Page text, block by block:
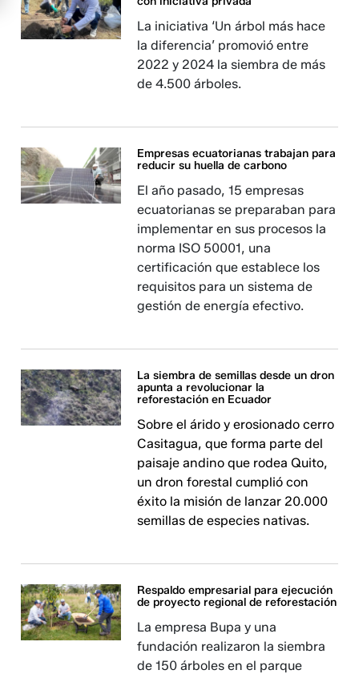
La iniciativa ‘Un árbol más hace
la diferencia’ promovió entre
2022 y 2024 la siembra de más
de 4.500 árboles.
Empresas ecuatorianas trabajan para
reducir su huella de carbono
El año pasado, 15 empresas
ecuatorianas se preparaban para
implementar en sus procesos la
norma ISO 50001, una
certificación que establece los
requisitos para un sistema de
gestión de energía efectivo.
La siembra de semillas desde un dron
apunta a revolucionar la
reforestación en Ecuador
Sobre el árido y erosionado cerro
Casitagua, que forma parte del
paisaje andino que rodea Quito,
un dron forestal cumplió con
éxito la misión de lanzar 20.000
semillas de especies nativas.
Respaldo empresarial para ejecución
de proyecto regional de reforestación
La empresa Bupa y una
fundación realizaron la siembra
de 150 árboles en el parque